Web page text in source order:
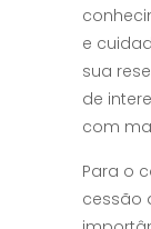
e
sua
de
com
Para o
cessão